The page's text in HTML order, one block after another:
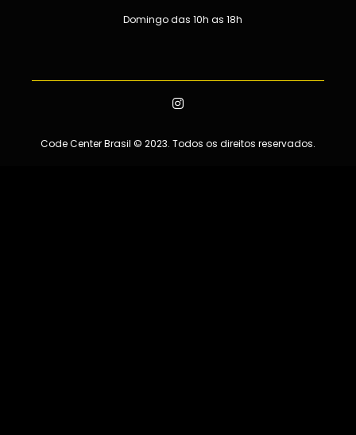
Domingo das 10h as 18h
Code Center Brasil © 2023. Todos os direitos reservados.